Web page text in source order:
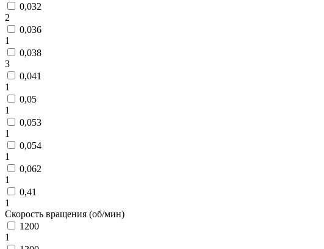
0,032
2
0,036
1
0,038
3
0,041
1
0,05
1
0,053
1
0,054
1
0,062
1
0,41
1
Скорость вращения (об/мин)
1200
1